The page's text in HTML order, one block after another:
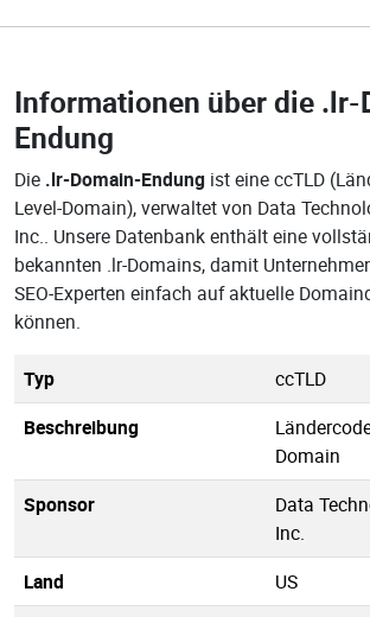
Informationen über die .lr-
Endung
Die .lr-Domain-Endung ist eine ccTLD
Level-Domain), verwaltet von Data
Inc.. Unsere Datenbank enthält eine
bekannten .lr-Domains, damit
SEO-Experten einfach auf aktuelle
können.
Typ
ccTLD
Beschreibung
Domain
Sponsor
Data
Inc.
Land
US